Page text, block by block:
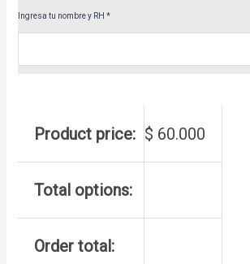
Ingresa tu nombre y RH*
Product price: $ 60.000
Total options:
Order total: